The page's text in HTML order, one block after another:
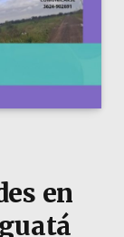
en